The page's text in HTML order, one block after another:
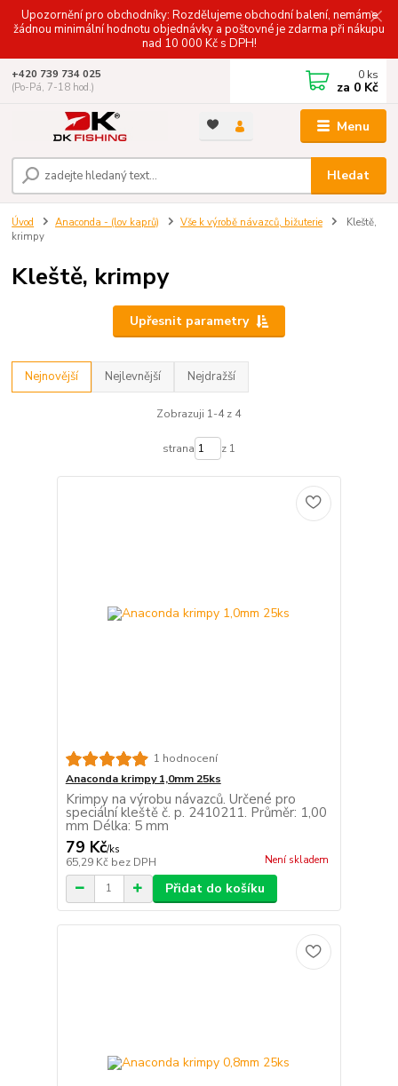
Upozornění pro obchodníky: Rozdělujeme obchodní balení, nemáme
žádnou minimální hodnotu objednávky a poštovné je zdarma při nákupu
nad 10 000 Kč s DPH!
Menu
Hledat
+420 739 734 025
(Po-Pá, 7-18 hod.)
0 ks
za 0 Kč
Úvod Anaconda - (lov kaprů) Vše k výrobě návazců, bižuterie
Kleště,
krimpy
Kleště, krimpy
Upřesnit parametry
Nejnovější Nejlevnější Nejdražší
Zobrazuji 1-4 z 4
strana z 1
1 hodnocení
Anaconda krimpy 1,0mm 25ks
Krimpy na výrobu návazců. Určené pro
speciální kleště č. p. 2410211. Průměr: 1,00
mm Délka: 5 mm
79 Kč/ks
65,29 Kč bez DPH Není skladem
Přidat do košíku